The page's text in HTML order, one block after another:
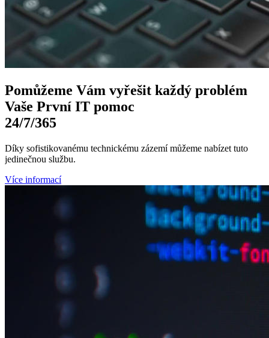
Pomůžeme Vámvyřešit každý problém
Vaše PrvníIT pomoc
24/7/365
Díky sofistikovanému technickému zázemí můžeme nabízet tuto
jedinečnou službu.
Více informací